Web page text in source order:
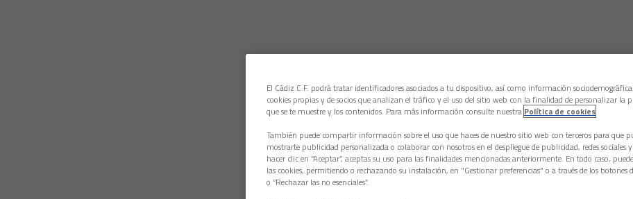
El Cádiz C.F. podrá tratar identificadores asociados a tu dispositivo, así como información sociodemográfica
cookies propias y de socios que analizan el tráfico y el uso del sitio web con la finalidad de personalizar la
que se te muestre y los contenidos. Para más información consulte nuestra Política de cookies
También puede compartir información sobre el uso que haces de nuestro sitio web con terceros para que
mostrarte publicidad personalizada o colaborar con nosotros en el despliegue de publicidad, redes sociales
hacer clic en “Aceptar”, aceptas su uso para las finalidades mencionadas anteriormente. En todo caso,
las cookies, permitiendo o rechazando su instalación, en "Gestionar preferencias" o a través de los botones
o “Rechazar las no esenciales”.